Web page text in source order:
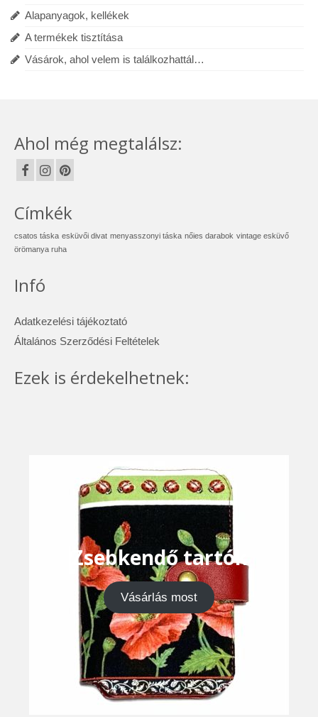
Alapanyagok, kellékek
A termékek tisztítása
Vásárok, ahol velem is találkozhattál…
Ahol még megtalálsz:
Címkék
csatos táska esküvői divat menyasszonyi táska nőies darabok vintage esküvő
örömanya ruha
Infó
Adatkezelési tájékoztató
Általános Szerződési Feltételek
Ezek is érdekelhetnek:
Zsebkendő tartók
Vásárlás most